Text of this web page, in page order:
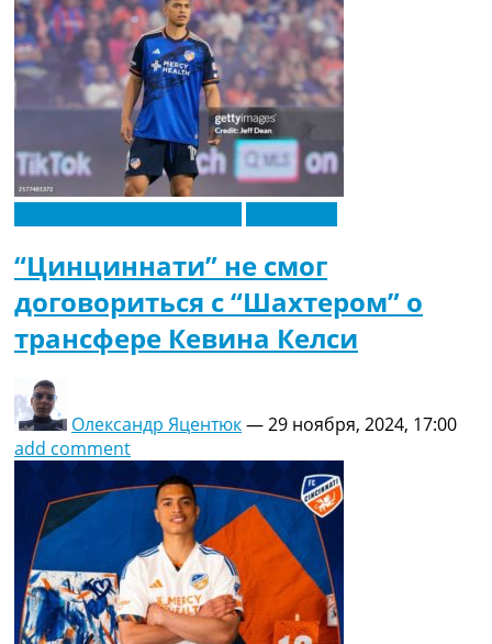
“Цинциннати” не смог
договориться с “Шахтером” о
трансфере Кевина Келси
Олександр Яцентюк—29 ноября, 2024, 17:00
add comment